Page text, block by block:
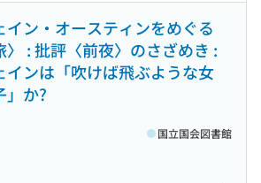
イン・オースティンをめぐる
〉 : 批評〈前夜〉のさざめき :
インは「吹けば飛ぶような女
」か?
国立国会図書館